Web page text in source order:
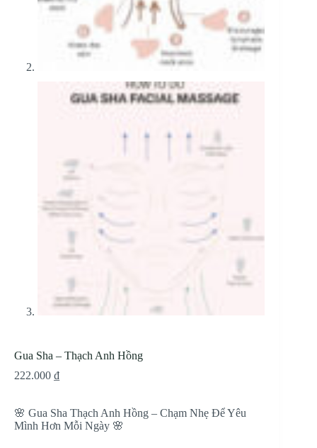
Gua Sha – Thạch Anh Hồng
222.000 ₫
🌸 Gua Sha Thạch Anh Hồng – Chạm Nhẹ Để Yêu
Mình Hơn Mỗi Ngày 🌸